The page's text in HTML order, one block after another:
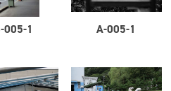
005-1 A-005-1